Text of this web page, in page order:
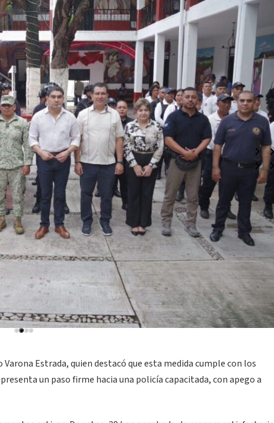
Estrada, quien destacó que esta medida cumple con los
un paso firme hacia una policía capacitada, con apego a